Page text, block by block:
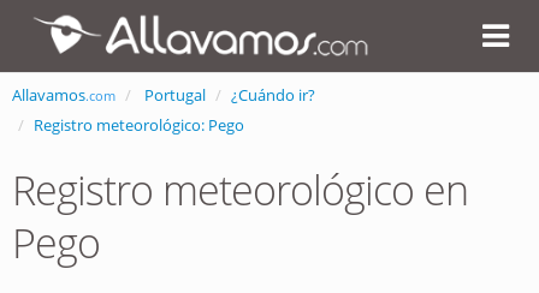
Allavamos.com Portugal
¿Cuándo ir?
Registro meteorológico: Pego
Registro meteorológico en
Pego